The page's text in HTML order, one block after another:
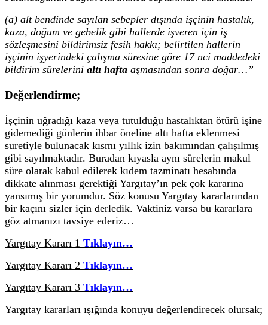
(a) alt bendinde sayılan sebepler dışında işçinin hastalık,
kaza, doğum ve gebelik gibi hallerde işveren için iş
sözleşmesini bildirimsiz fesih hakkı; belirtilen hallerin
işçinin işyerindeki çalışma süresine göre 17 nci maddedeki
bildirim sürelerini altı hafta aşmasından sonra doğar…”
Değerlendirme;
İşçinin uğradığı kaza veya tutulduğu hastalıktan ötürü işine
gidemediği günlerin ihbar öneline altı hafta eklenmesi
suretiyle bulunacak kısmı yıllık izin bakımından çalışılmış
gibi sayılmaktadır. Buradan kıyasla aynı sürelerin makul
süre olarak kabul edilerek kıdem tazminatı hesabında
dikkate alınması gerektiği Yargıtay’ın pek çok kararına
yansımış bir yorumdur. Söz konusu Yargıtay kararlarından
bir kaçını sizler için derledik. Vaktiniz varsa bu kararlara
göz atmanızı tavsiye ederiz…
Yargıtay Kararı 1 Tıklayın…
Yargıtay Kararı 2 Tıklayın…
Yargıtay Kararı 3 Tıklayın…
Yargıtay kararları ışığında konuyu değerlendirecek olursak;